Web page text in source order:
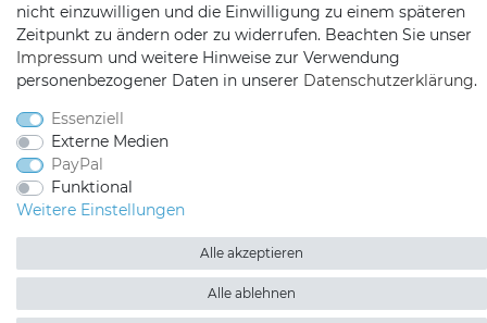
*Alle Preise inkl. MwSt., zzgl. Versandkosten
nicht einzuwilligen und die Einwilligung zu einem späteren
Zeitpunkt zu ändern oder zu widerrufen. Beachten Sie unser
Impressum und weitere Hinweise zur Verwendung
personenbezogener Daten in unserer Daten­schutz­erklärung.
Essenziell
Externe Medien
PayPal
Funktional
Weitere Einstellungen
Alle akzeptieren
Alle ablehnen